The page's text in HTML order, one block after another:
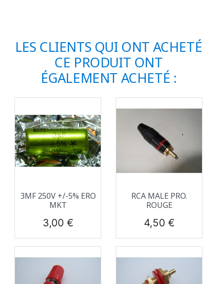
LES CLIENTS QUI ONT ACHETÉ
CE PRODUIT ONT
ÉGALEMENT ACHETÉ :
3ΜF 250V +/-5% ERO
MKT
Prix
3,00 €
RCA MALE PRO.
ROUGE
Prix
4,50 €